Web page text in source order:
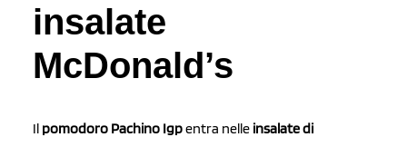
insalate
McDonald’s
Il pomodoro Pachino Igpentra nelle insalate di